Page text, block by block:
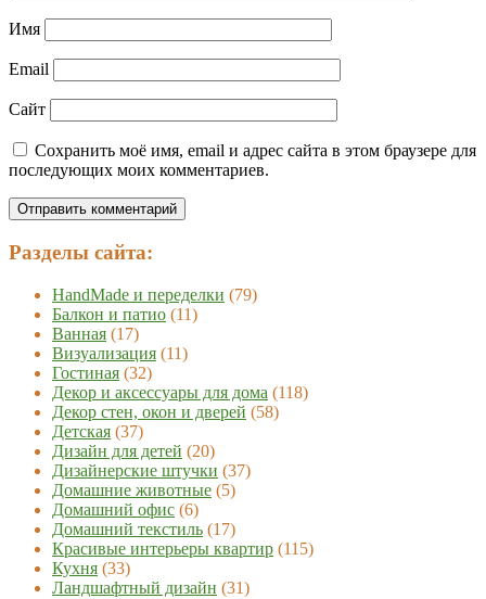
Имя
Email
Сайт
Сохранить моё имя, email и адрес сайта в этом браузере для
последующих моих комментариев.
Разделы сайта:
HandMade и переделки (79)
Балкон и патио (11)
Ванная (17)
Визуализация (11)
Гостиная (32)
Декор и аксессуары для дома (118)
Декор стен, окон и дверей (58)
Детская (37)
Дизайн для детей (20)
Дизайнерские штучки (37)
Домашние животные (5)
Домашний офис (6)
Домашний текстиль (17)
Красивые интерьеры квартир (115)
Кухня (33)
Ландшафтный дизайн (31)